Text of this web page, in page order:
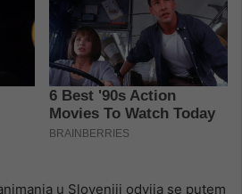
u Sloveniji odvija se putem